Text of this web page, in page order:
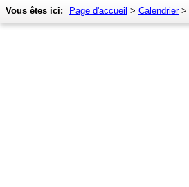
Vous êtes ici: Page d'accueil > Calendrier>